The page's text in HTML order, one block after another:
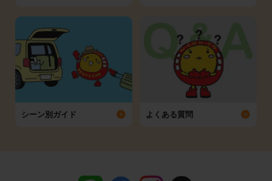
シーン別ガイド よくある質問